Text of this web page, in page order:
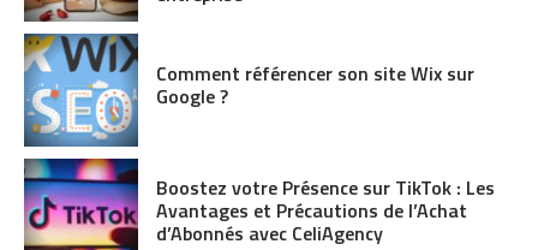
Comment référencer son site Wix sur
Google ?
Boostez votre Présence sur TikTok : Les
Avantages et Précautions de l’Achat
d’Abonnés avec CeliAgency